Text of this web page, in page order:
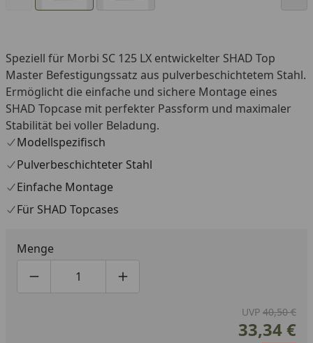
Speziell für Morbi SC 125 LX entwickelter SHAD Top
Master Befestigungssatz aus pulverbeschichtetem Stahl.
Ermöglicht die einfache und sichere Montage eines
SHAD Topcase mit perfekter Passform und maximaler
Stabilität bei voller Beladung.
Modellspezifisch
Pulverbeschichteter Stahl
Einfache Montage
Für SHAD Topcases
Menge
Produktmenge um eins verringern
Produktmenge manuell eingeben
Produktmenge um eins erhöhen
UVP 40,50 €
33,34 €